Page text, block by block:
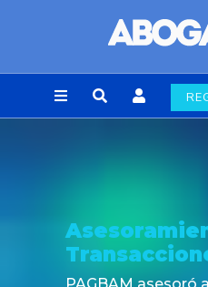
Noticia
Fin de la
laborales